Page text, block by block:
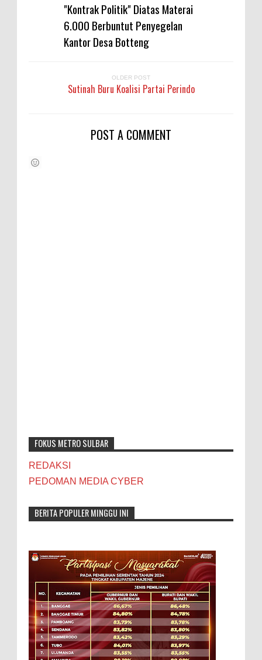
"Kontrak Politik" Diatas Materai
6.000 Berbuntut Penyegelan
Kantor Desa Botteng
OLDER POST
Sutinah Buru Koalisi Partai Perindo
POST A COMMENT
FOKUS METRO SULBAR
REDAKSI
PEDOMAN MEDIA CYBER
BERITA POPULER MINGGU INI